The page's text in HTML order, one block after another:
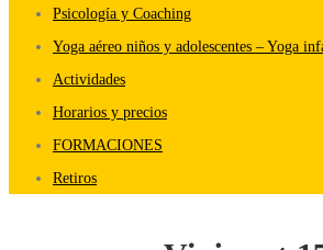
Psicología y Coaching
Yoga aéreo niños y adolescentes – Yoga
Actividades
Horarios y precios
FORMACIONES
Retiros